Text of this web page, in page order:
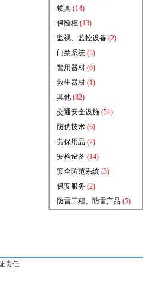
锁具 (14)
保险柜 (13)
监视、监控设备 (2)
门禁系统 (5)
警用器材 (6)
救生器材 (1)
其他 (82)
交通安全设施 (51)
防伪技术 (6)
劳保用品 (7)
安检设备 (14)
安全防范系统 (3)
保安服务 (2)
防雷工程、防雷产品 (5)
责任